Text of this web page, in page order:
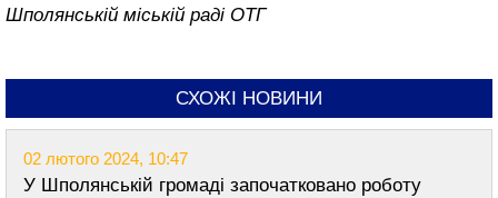
Шполянській міській раді ОТГ
СХОЖІ НОВИНИ
02 лютого 2024, 10:47
У Шполянській громаді започатковано роботу